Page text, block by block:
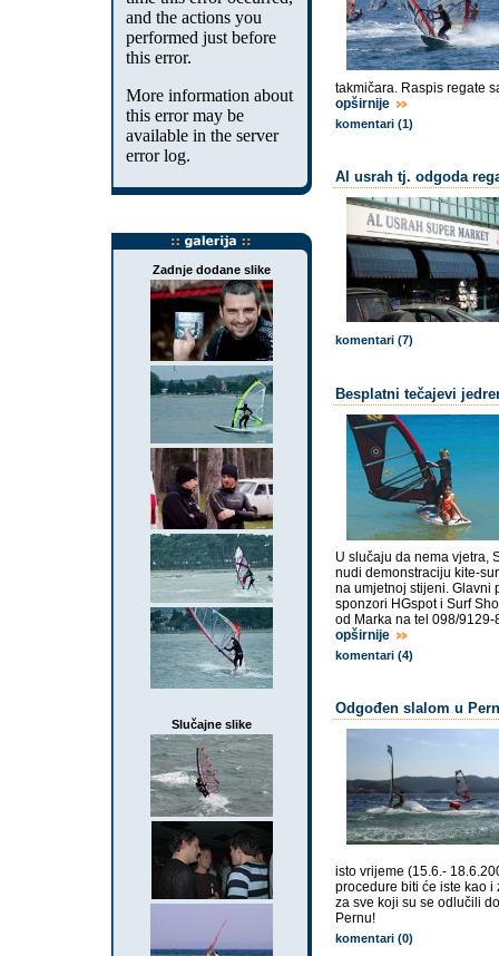
Zadnje dodane slike
Slučajne slike
takmičara. Raspis regate
opširnije
komentari (1)
Al usrah tj. odgoda
komentari (7)
Besplatni tečajevi
U slučaju da nema vjetra,
nudi demonstraciju kite-
na umjetnoj stijeni. Glavni
sponzori HGspot i Surf
od Marka na tel 098/
opširnije
komentari (4)
Odgođen slalom u
isto vrijeme (15.6.-
procedure biti će iste kao
za sve koji su se odlučili
Pernu!
komentari (0)